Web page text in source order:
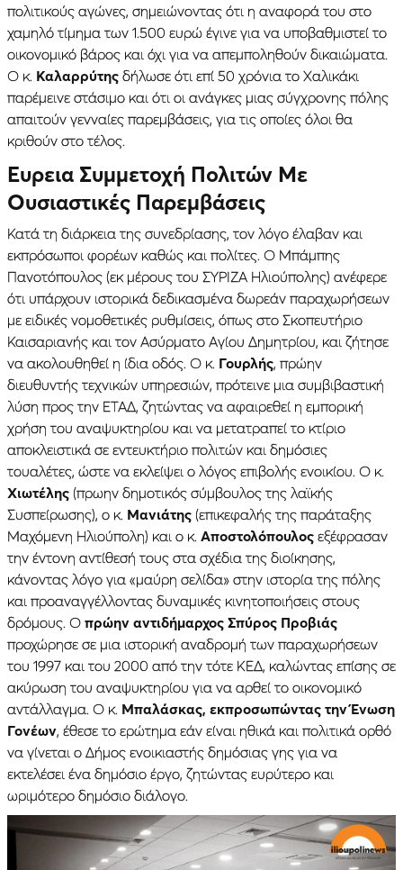
πολιτικούς αγώνες, σημειώνοντας ότι η αναφορά του στο
χαμηλό τίμημα των 1.500 ευρώ έγινε για να υποβαθμιστεί το
οικονομικό βάρος και όχι για να απεμποληθούν δικαιώματα.
Ο κ. Καλαρρύτης δήλωσε ότι επί 50 χρόνια το Χαλικάκι
παρέμεινε στάσιμο και ότι οι ανάγκες μιας σύγχρονης πόλης
απαιτούν γενναίες παρεμβάσεις, για τις οποίες όλοι θα
κριθούν στο τέλος.
Ευρεια Συμμετοχή Πολιτών Με
Ουσιαστικές Παρεμβάσεις
Κατά τη διάρκεια της συνεδρίασης, τον λόγο έλαβαν και
εκπρόσωποι φορέων καθώς και πολίτες. Ο Μπάμπης
Πανοτόπουλος (εκ μέρους του ΣΥΡΙΖΑ Ηλιούπολης) ανέφερε
ότι υπάρχουν ιστορικά δεδικασμένα δωρεάν παραχωρήσεων
με ειδικές νομοθετικές ρυθμίσεις, όπως στο Σκοπευτήριο
Καισαριανής και τον Ασύρματο Αγίου Δημητρίου, και ζήτησε
να ακολουθηθεί η ίδια οδός. Ο κ. Γουρλής, πρώην
διευθυντής τεχνικών υπηρεσιών, πρότεινε μια συμβιβαστική
λύση προς την ΕΤΑΔ, ζητώντας να αφαιρεθεί η εμπορική
χρήση του αναψυκτηρίου και να μετατραπεί το κτίριο
αποκλειστικά σε εντευκτήριο πολιτών και δημόσιες
τουαλέτες, ώστε να εκλείψει ο λόγος επιβολής ενοικίου. Ο κ.
Χιωτέλης (πρωην δημοτικός σύμβουλος της λαϊκής
Συσπείρωσης), ο κ. Μανιάτης (επικεφαλής της παράταξης
Μαχόμενη Ηλιούπολη) και ο κ. Αποστολόπουλος εξέφρασαν
την έντονη αντίθεσή τους στα σχέδια της διοίκησης,
κάνοντας λόγο για «μαύρη σελίδα» στην ιστορία της πόλης
και προαναγγέλλοντας δυναμικές κινητοποιήσεις στους
δρόμους. Ο πρώην αντιδήμαρχος Σπύρος Προβιάς
προχώρησε σε μια ιστορική αναδρομή των παραχωρήσεων
του 1997 και του 2000 από την τότε ΚΕΔ, καλώντας επίσης σε
ακύρωση του αναψυκτηρίου για να αρθεί το οικονομικό
αντάλλαγμα. Ο κ. Μπαλάσκας, εκπροσωπώντας την Ένωση
Γονέων, έθεσε το ερώτημα εάν είναι ηθικά και πολιτικά ορθό
να γίνεται ο Δήμος ενοικιαστής δημόσιας γης για να
εκτελέσει ένα δημόσιο έργο, ζητώντας ευρύτερο και
ωριμότερο δημόσιο διάλογο.